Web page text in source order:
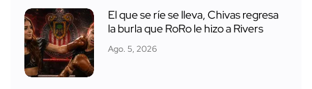
El que se ríe se lleva, Chivas regresa
la burla que RoRo le hizo a Rivers
Ago. 5, 2026